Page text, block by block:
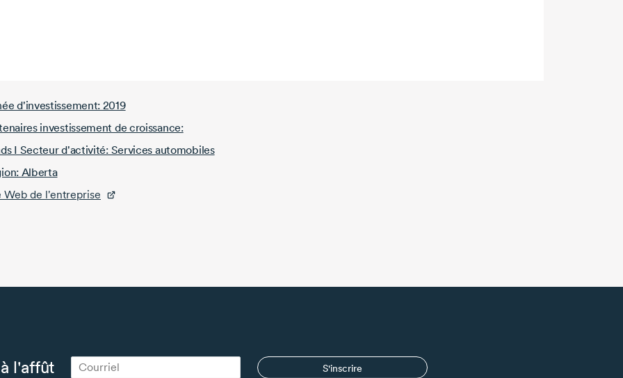
d'investissement: 2019
investissement de croissance:
I Secteur d'activité: Services automobiles
Alberta
Web de l'entreprise
l'affût S'inscrire